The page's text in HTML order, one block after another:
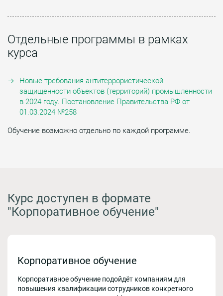
Отдельные программы в рамках
курса
Новые требования антитеррористической
защищенности объектов (территорий) промышленности
в 2024 году. Постановление Правительства РФ от
01.03.2024 №258
Обучение возможно отдельно по каждой программе.
Курс доступен в формате
"Корпоративное обучение"
Корпоративное обучение
Корпоративное обучение подойдёт компаниям для
повышения квалификации сотрудников конкретного